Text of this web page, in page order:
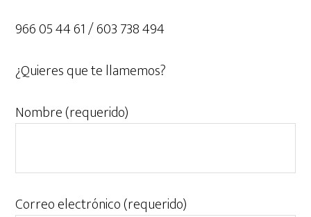
966 05 44 61 / 603 738 494
¿Quieres que te llamemos?
Nombre (requerido)
Correo electrónico (requerido)